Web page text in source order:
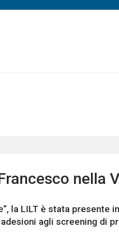
nella
la LILT è stata presente
agli screening di